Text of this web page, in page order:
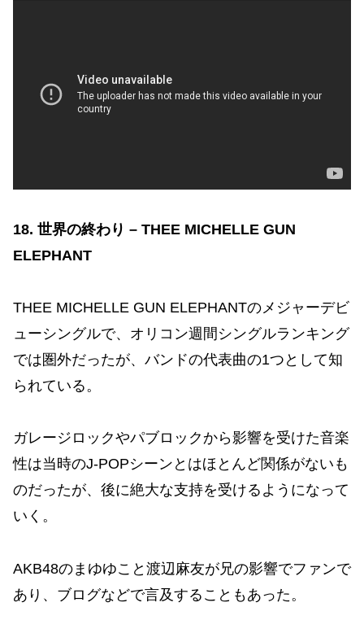
18. 世界の終わり – THEE MICHELLE GUN
ELEPHANT
THEE MICHELLE GUN ELEPHANTのメジャーデビ
ューシングルで、オリコン週間シングルランキング
では圏外だったが、バンドの代表曲の1つとして知
られている。
ガレージロックやパブロックから影響を受けた音楽
性は当時のJ-POPシーンとはほとんど関係がないも
のだったが、後に絶大な支持を受けるようになって
いく。
AKB48のまゆゆこと渡辺麻友が兄の影響でファンで
あり、ブログなどで言及することもあった。